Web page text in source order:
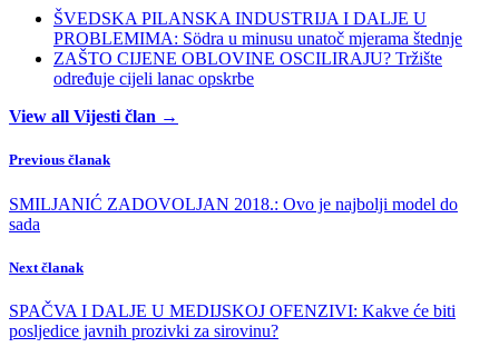
ŠVEDSKA PILANSKA INDUSTRIJA I DALJE U
PROBLEMIMA: Södra u minusu unatoč mjerama štednje
ZAŠTO CIJENE OBLOVINE OSCILIRAJU? Tržište
određuje cijeli lanac opskrbe
View all Vijesti član →
Previous članak
SMILJANIĆ ZADOVOLJAN 2018.: Ovo je najbolji model do
sada
Next članak
SPAČVA I DALJE U MEDIJSKOJ OFENZIVI: Kakve će biti
posljedice javnih prozivki za sirovinu?